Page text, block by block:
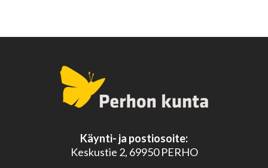
Käynti- ja postiosoite:
Keskustie 2, 69950 PERHO